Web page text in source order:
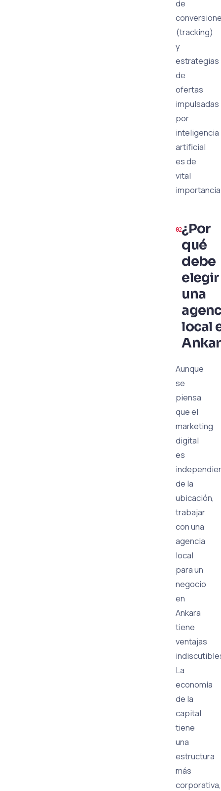
de
(tracking)
y
estrategias
de
ofertas
impulsadas
por
inteligencia
artificial
es de
vital
¿Por
qué
debe
elegir
una
local
Aunque
se
piensa
que el
marketing
digital
es
de la
ubicación,
trabajar
con una
agencia
local
para un
negocio
en
Ankara
tiene
ventajas
La
economía
de la
capital
tiene
una
estructura
más
corporativa,